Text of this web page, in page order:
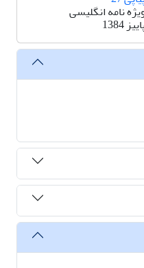
نامه انگلیسی
1384